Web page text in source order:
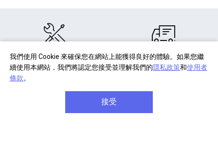
我們使用 Cookie 來確保您在網站上能獲得良好的體驗。如果您繼
續使用本網站，我們將認定您接受並理解我們的隱私政策和使用者
條款。
接受
部分商品註冊
享產品保固延長
單筆消費滿千
享免費宅配到府